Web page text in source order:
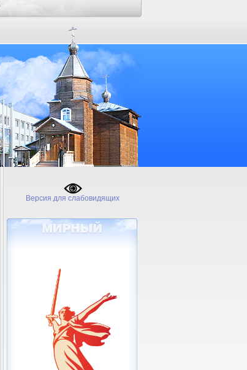
Версия для слабовидящих